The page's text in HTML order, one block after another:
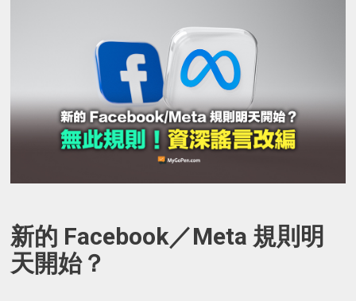
新的 Facebook／Meta 規則明
天開始？